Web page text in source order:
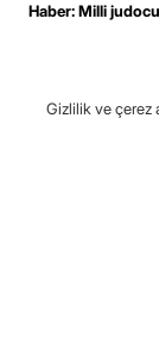
Haber: Milli
Gizlilik ve çerez